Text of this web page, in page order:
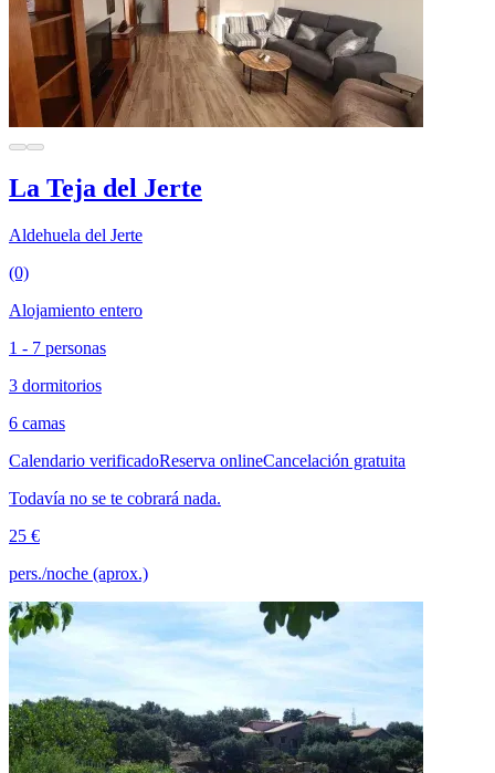
La Teja del Jerte
Aldehuela del Jerte
(0)
Alojamiento entero
1 - 7 personas
3 dormitorios
6 camas
Calendario verificadoReserva onlineCancelación gratuita
Todavía no se te cobrará nada.
25 €
pers./noche (aprox.)